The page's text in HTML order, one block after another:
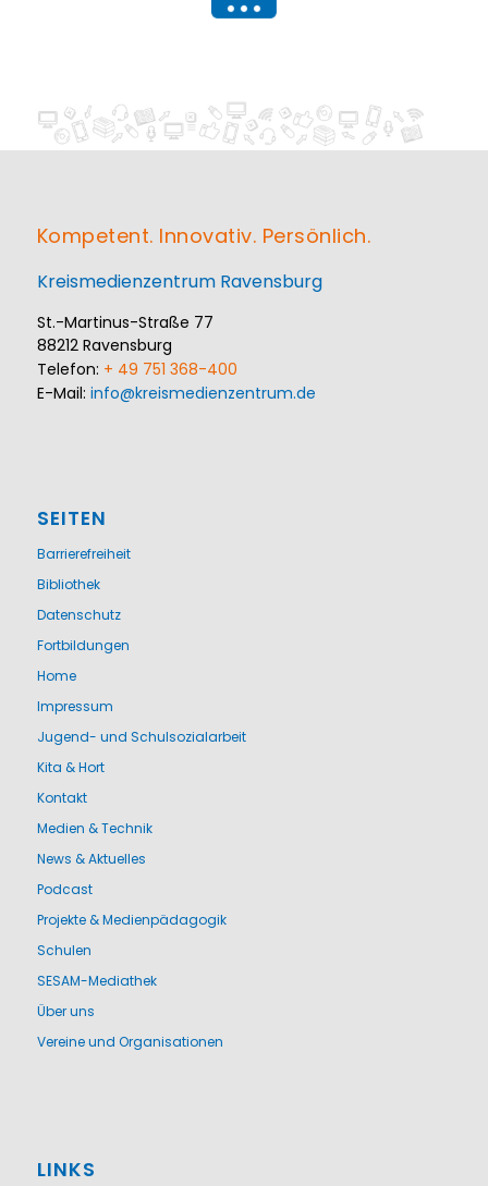
Kompetent. Innovativ. Persönlich.
Kreismedienzentrum Ravensburg
St.-Martinus-Straße 77
88212 Ravensburg
Telefon: + 49 751 368-400
E-Mail: info@kreismedienzentrum.de
SEITEN
Barrierefreiheit
Bibliothek
Datenschutz
Fortbildungen
Home
Impressum
Jugend- und Schulsozialarbeit
Kita & Hort
Kontakt
Medien & Technik
News & Aktuelles
Podcast
Projekte & Medienpädagogik
Schulen
SESAM-Mediathek
Über uns
Vereine und Organisationen
LINKS